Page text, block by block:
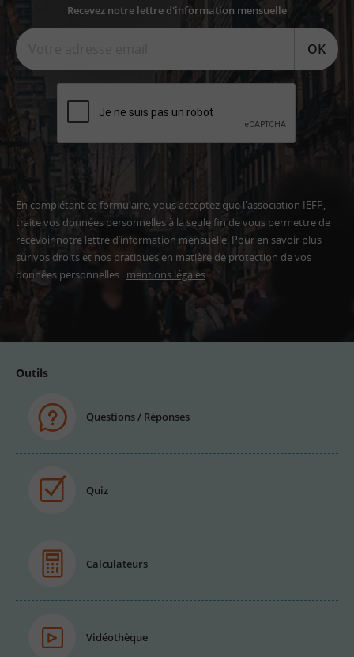
Recevez notre lettre d'information mensuelle
OK
En complétant ce formulaire, vous acceptez que l'association IEFP,
traite vos données personnelles à la seule fin de vous permettre de
recevoir notre lettre d’information mensuelle. Pour en savoir plus
sur vos droits et nos pratiques en matière de protection de vos
données personnelles : mentions légales
Outils
Questions / Réponses
Quiz
Calculateurs
Vidéothèque